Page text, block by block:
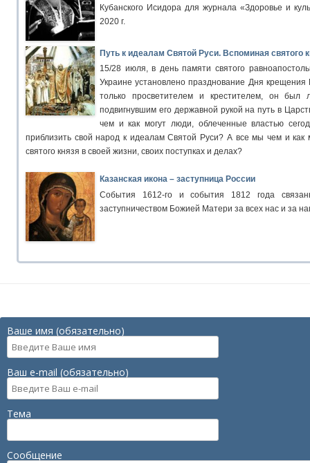
Кубанского Исидора для журнала «Здоровье и
2020 г.
Путь к идеалам Святой Руси. Вспоминая святого
15/28 июля, в день памяти святого
Украине установлено празднование Дня
только просветителем и крестителем, он
подвигнувшим его державной рукой на путь в
чем и как могут люди, облеченные властью
приблизить свой народ к идеалам Святой Руси? А все мы чем и
святого князя в своей жизни, своих поступках и делах?
Казанская икона – заступница России
События 1612-го и события 1812 года
заступничеством Божией Матери за всех нас и за
Ваше имя (обязательно)
Ваш e-mail (обязательно)
Тема
Сообщение